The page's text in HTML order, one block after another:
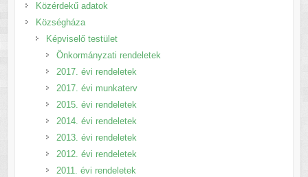
Közérdekű adatok
Községháza
Képviselő testület
Önkormányzati rendeletek
2017. évi rendeletek
2017. évi munkaterv
2015. évi rendeletek
2014. évi rendeletek
2013. évi rendeletek
2012. évi rendeletek
2011. évi rendeletek